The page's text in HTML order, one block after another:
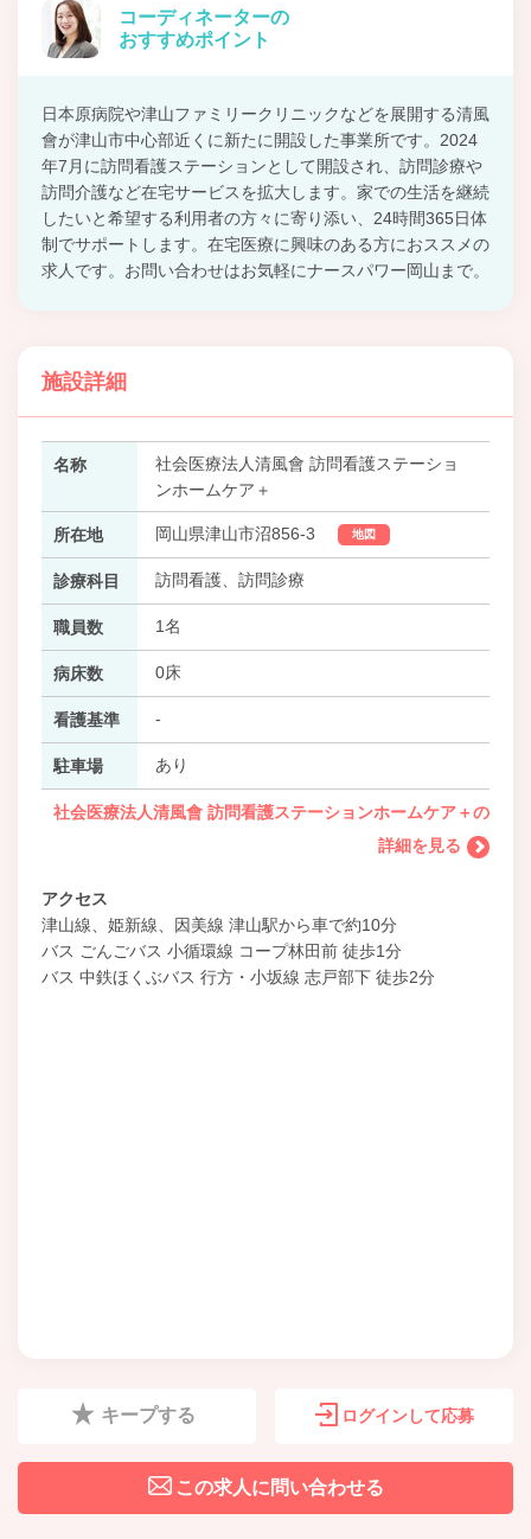
コーディネーターの
おすすめポイント
日本原病院や津山ファミリークリニックなどを展開する清風
會が津山市中心部近くに新たに開設した事業所です。2024
年7月に訪問看護ステーションとして開設され、訪問診療や
訪問介護など在宅サービスを拡大します。家での生活を継続
したいと希望する利用者の方々に寄り添い、24時間365日体
制でサポートします。在宅医療に興味のある方におススメの
求人です。お問い合わせはお気軽にナースパワー岡山まで。
施設詳細
名称
社会医療法人清風會 訪問看護ステーショ
ンホームケア＋
所在地 岡山県津山市沼856-3 地図
診療科目 訪問看護、訪問診療
職員数 1名
病床数 0床
看護基準 -
駐車場 あり
社会医療法人清風會 訪問看護ステーションホームケア＋の
詳細を見る
アクセス
津山線、姫新線、因美線 津山駅から車で約10分
バス ごんごバス 小循環線 コープ林田前 徒歩1分
バス 中鉄ほくぶバス 行方・小坂線 志戸部下 徒歩2分
キープする ログインして応募
この求人に問い合わせる